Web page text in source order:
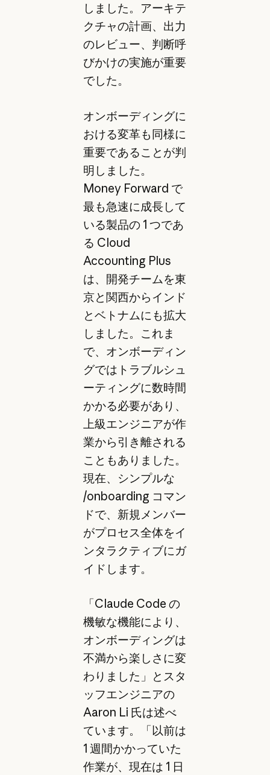
しました。アーキテ
クチャの計画、出力
のレビュー、判断呼
びかけの実施が重要
でした。
オンボーディングに
おける変革も同様に
重要であることが判
明しました。
Money Forward で
最も急速に成長して
いる製品の 1 つであ
る Cloud
Accounting Plus
は、開発チームを東
京と関西からインド
とベトナムにも拡大
しました。これま
で、オンボーディン
グではトラブルシュ
ーティングに数時間
かかる必要があり、
上級エンジニアが作
業から引き離される
こともありました。
現在、シンプルな
/onboarding コマン
ドで、新規メンバー
がプロセス全体をイ
ンタラクティブにガ
イドします。
「Claude Code の
機敏な機能により、
オンボーディングは
不満から楽しさに変
わりました」とスタ
ッフエンジニアの
Aaron Li 氏は述べ
ています。「以前は
1 週間かかっていた
作業が、現在は 1 日